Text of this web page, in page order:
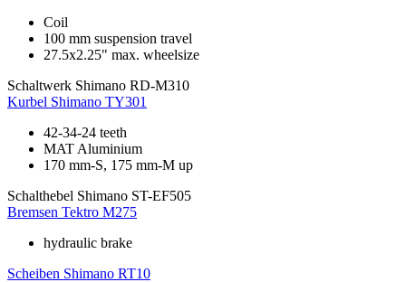
Coil
100 mm suspension travel
27.5x2.25" max. wheelsize
Schaltwerk Shimano RD-M310
Kurbel Shimano TY301
42-34-24 teeth
MAT Aluminium
170 mm-S, 175 mm-M up
Schalthebel Shimano ST-EF505
Bremsen Tektro M275
hydraulic brake
Scheiben Shimano RT10